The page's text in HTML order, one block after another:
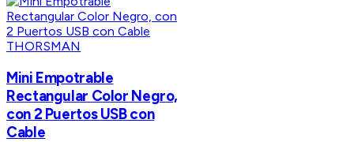
THORSMAN
Mini Empotrable
Rectangular Color Negro,
con 2 Puertos USB con
Cable